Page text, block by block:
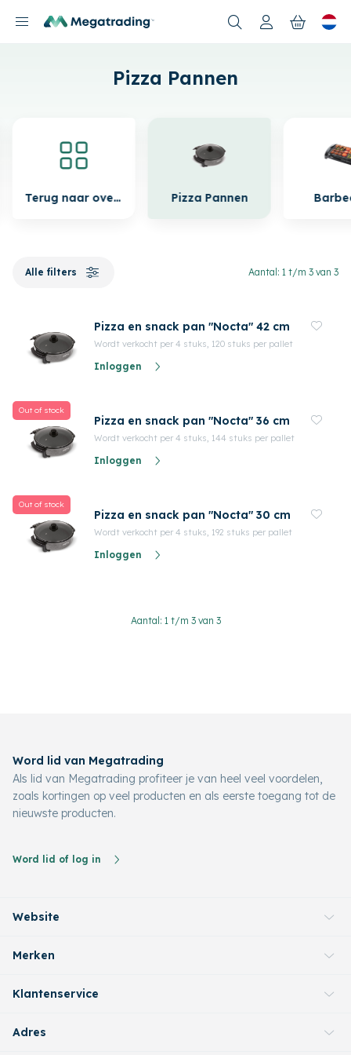
Nieuwe producten
Pizza Pannen
Terug naar overzicht Pizza Pannen
Alle filters Aantal: 1 t/m 3 van 3
Pizza en snack pan "Nocta" 42 cm
Wordt verkocht per 4 stuks, 120 stuks per pallet
Inloggen
Out of stock
Pizza en snack pan "Nocta" 36 cm
Wordt verkocht per 4 stuks, 144 stuks per pallet
Inloggen
Out of stock
Pizza en snack pan "Nocta" 30 cm
Wordt verkocht per 4 stuks, 192 stuks per pallet
Inloggen
Aantal: 1 t/m 3 van 3
Word lid van Megatrading
Als lid van Megatrading profiteer je van heel veel voordelen,
zoals kortingen op veel producten en als eerste toegang tot de
nieuwste producten.
Word lid of log in
Website
Merken
Klantenservice
Adres